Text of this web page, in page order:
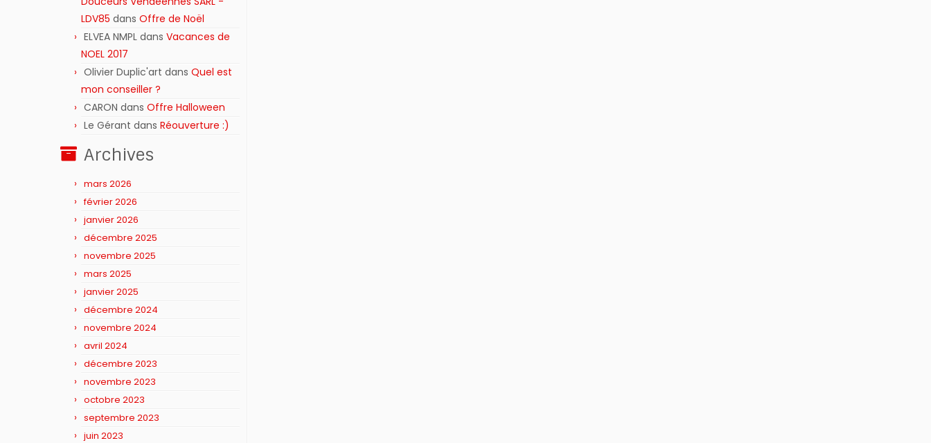
LDV85 dans Offre de Noël
ELVEA NMPL dans Vacances de
NOEL 2017
Olivier Duplic'art dans Quel est
mon conseiller ?
CARON dans Offre Halloween
Le Gérant dans Réouverture :)
Archives
mars 2026
février 2026
janvier 2026
décembre 2025
novembre 2025
mars 2025
janvier 2025
décembre 2024
novembre 2024
avril 2024
décembre 2023
novembre 2023
octobre 2023
septembre 2023
juin 2023